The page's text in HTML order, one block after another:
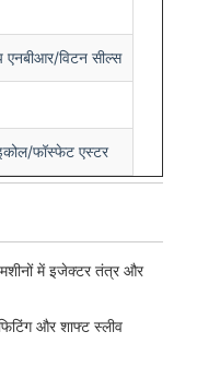
एनबीआर/विटन सील्स
फॉस्फेट एस्टर
में इजेक्टर तंत्र और
और शाफ्ट स्लीव